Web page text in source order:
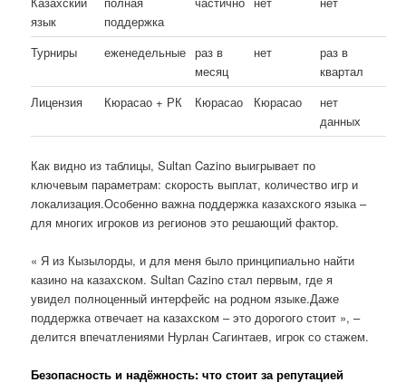
язык
поддержка
Турниры еженедельные раз в
месяц
нет
раз в
квартал
Лицензия
Кюрасао + РК Кюрасао Кюрасао
нет
данных
Как видно из таблицы, Sultan Cazino выигрывает по
ключевым параметрам: скорость выплат, количество игр и
локализация.Особенно важна поддержка казахского языка –
для многих игроков из регионов это решающий фактор.
« Я из Кызылорды, и для меня было принципиально найти
казино на казахском. Sultan Cazino стал первым, где я
увидел полноценный интерфейс на родном языке.Даже
поддержка отвечает на казахском – это дорогого стоит », –
делится впечатлениями Нурлан Сагинтаев, игрок со стажем.
Безопасность и надёжность: что стоит за репутацией